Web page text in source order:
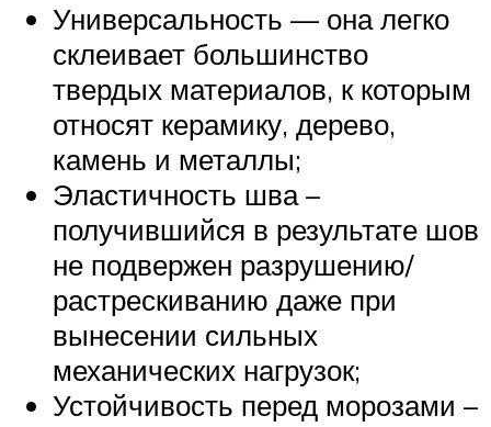
Универсальность — она легко
склеивает большинство
твердых материалов, к которым
относят керамику, дерево,
камень и металлы;
Эластичность шва –
получившийся в результате шов
не подвержен разрушению/
растрескиванию даже при
вынесении сильных
механических нагрузок;
Устойчивость перед морозами –